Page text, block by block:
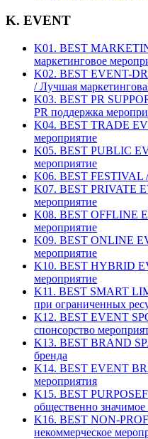
K. EVENT
K01. BEST
маркетинговое
K02. BEST EVENT-
/ Лучшая
K03. BEST PR
PR поддержка
K04. BEST TRADE
мероприятие
K05. BEST PUBLIC
мероприятие
K06. BEST FESTIVAL
K07. BEST PRIVATE
мероприятие
K08. BEST OFFLINE
мероприятие
K09. BEST ONLINE
мероприятие
K10. BEST HYBRID
мероприятие
K11. BEST SMART
при ограниченных
K12. BEST EVENT
спонсорство
K13. BEST BRAND
бренда
K14. BEST EVENT
мероприятия
K15. BEST
общественно
K16. BEST NON-
некоммерческое